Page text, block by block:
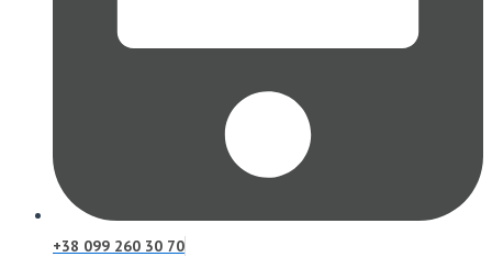
+38 099 260 30 70